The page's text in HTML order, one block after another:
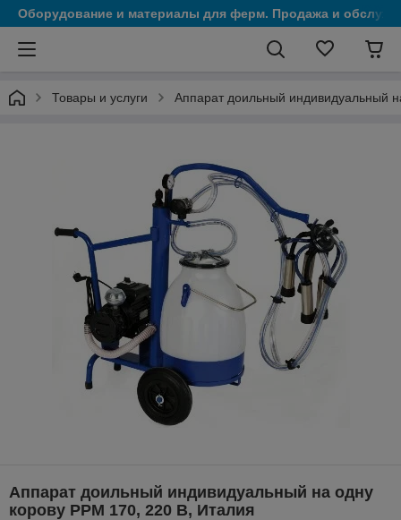
Оборудование и материалы для ферм. Продажа и
Товары и услуги Аппарат доильный индивидуальный
Аппарат доильный индивидуальный на одну
корову PPM 170, 220 В, Италия